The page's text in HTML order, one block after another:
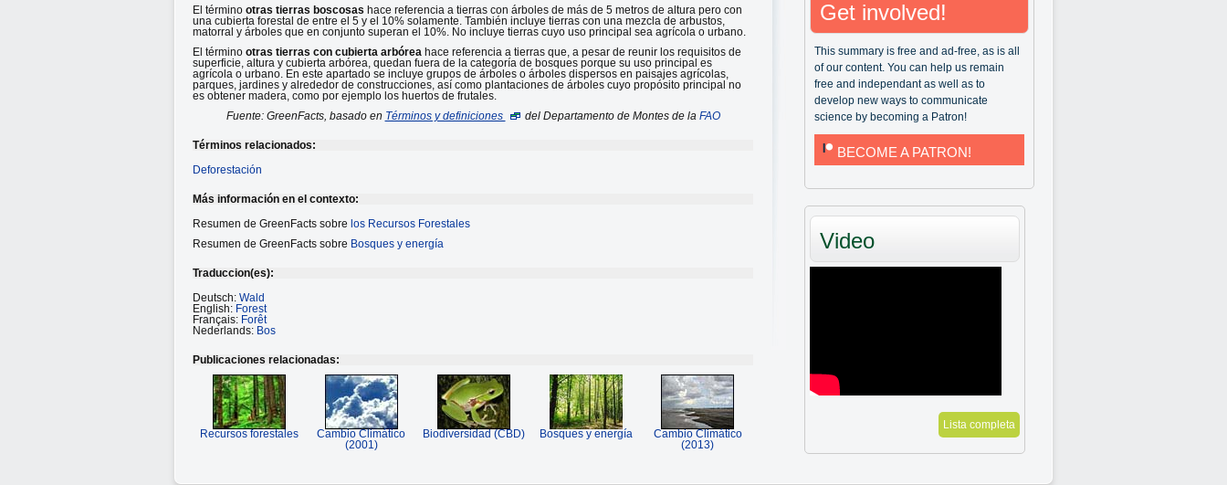
El término otras tierras boscosas hace referencia a tierras con árboles de más de 5 metros de altura pero con
una cubierta forestal de entre el 5 y el 10% solamente. También incluye tierras con una mezcla de arbustos,
matorral y árboles que en conjunto superan el 10%. No incluye tierras cuyo uso principal sea agrícola o urbano.
El término otras tierras con cubierta arbórea hace referencia a tierras que, a pesar de reunir los requisitos de
superficie, altura y cubierta arbórea, quedan fuera de la categoría de bosques porque su uso principal es
agrícola o urbano. En este apartado se incluye grupos de árboles o árboles dispersos en paisajes agrícolas,
parques, jardines y alrededor de construcciones, así como plantaciones de árboles cuyo propósito principal no
es obtener madera, como por ejemplo los huertos de frutales.
Fuente: GreenFacts, basado en Términos y definiciones del Departamento de Montes de la FAO
Términos relacionados:
Deforestación
Más información en el contexto:
Resumen de GreenFacts sobre los Recursos Forestales
Resumen de GreenFacts sobre Bosques y energía
Traduccion(es):
Deutsch: Wald
English: Forest
Français: Forêt
Nederlands: Bos
Publicaciones relacionadas:
Recursos forestales
Cambio Climático
(2001)
Biodiversidad (CBD) Bosques y energía
Cambio Climático
(2013)
Get involved!
This summary is free and ad-free, as is all
of our content. You can help us remain
free and independant as well as to
develop new ways to communicate
science by becoming a Patron!
BECOME A PATRON!
Video
Lista completa